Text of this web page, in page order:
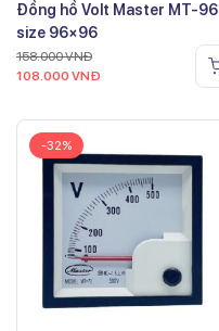
Đồng hồ Volt Master MT-96
size 96×96
158.000VNĐ
108.000 VNĐ
-32%